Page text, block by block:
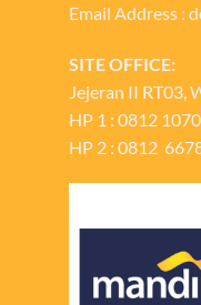
Email Address :
SITE OFFICE:
Jejeran II RT03,
HP 1 : 0812
HP 2 : 0812